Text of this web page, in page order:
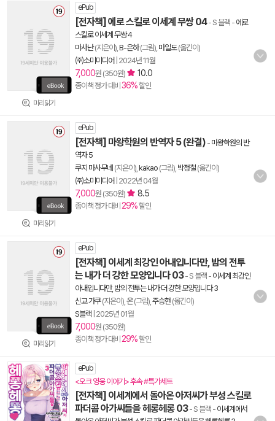
미리읽기
ePub
[전자책] 에로 스킬로 이세계 무쌍 04- S 블랙 - 에로
스킬로 이세계 무쌍 4
마사난(지은이), B-은하(그림), 마일도(옮긴이)
㈜소미미디어 2024년 11월
7,000원 (350원) 10.0
종이책 정가 대비 36%할인
미리읽기
ePub
[전자책] 마왕학원의 반역자 5 (완결) - 마왕학원의 반
역자 5
쿠지 마사무네 (지은이), kakao (그림), 박정철 (옮긴이)
㈜소미미디어 2022년 04월
7,000원 (350원) 8.5
종이책 정가 대비 29%할인
미리읽기
ePub
[전자책] 이세계 최강인 아내입니다만, 밤의 전투
는 내가 더 강한 모양입니다 03- S 블랙 - 이세계 최강인
아내입니다만, 밤의 전투는 내가 더 강한 모양입니다 3
신교 가쿠(지은이), 온(그림), 주승현 (옮긴이)
S블랙 2025년 01월
7,000원 (350원)
종이책 정가 대비 29%할인
ePub
<오크 영웅 이야기> 후속 #특가세트
[전자책] 이세계에서 돌아온 아저씨가 부성 스킬로
파더콤 아가씨들을 헤롱헤롱 03- S 블랙 - 이세계에서